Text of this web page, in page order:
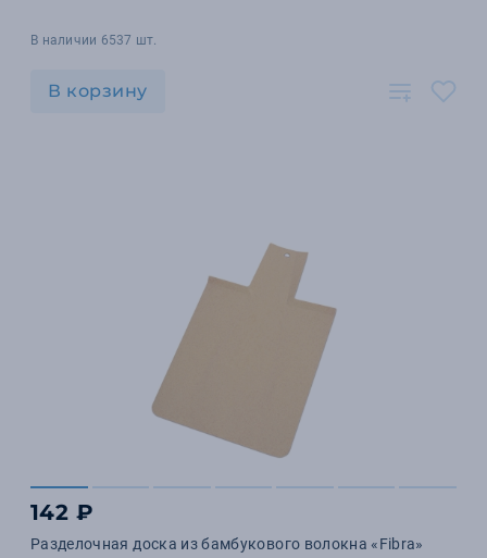
В наличии 6537 шт.
В корзину
142 ₽
Разделочная доска из бамбукового волокна «Fibra»